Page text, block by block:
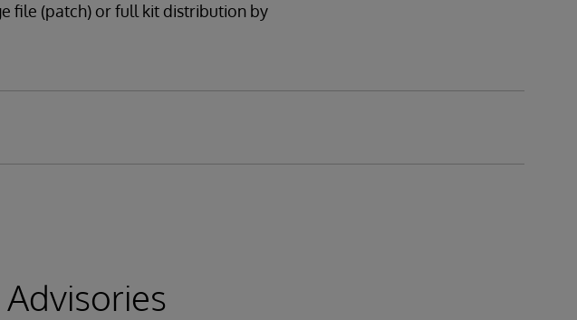
file (patch) or full kit distribution by